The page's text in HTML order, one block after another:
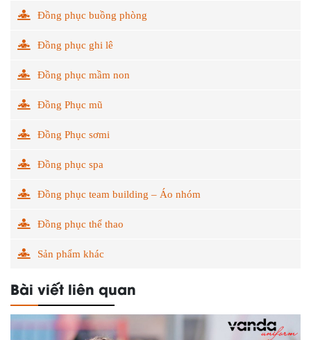
Đồng phục buồng phòng
Đồng phục ghi lê
Đồng phục mầm non
Đồng Phục mũ
Đồng Phục sơmi
Đồng phục spa
Đồng phục team building – Áo nhóm
Đồng phục thể thao
Sản phẩm khác
Bài viết liên quan